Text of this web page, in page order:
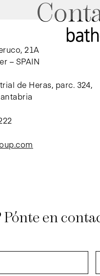
21A
– SPAIN
de Heras, parc. 324,
Pónte en